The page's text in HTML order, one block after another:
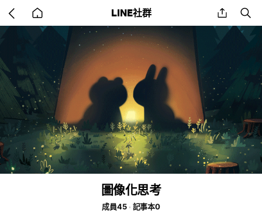
back
to
home
LINE社群 share
圖像化思考
成員45
記事本0